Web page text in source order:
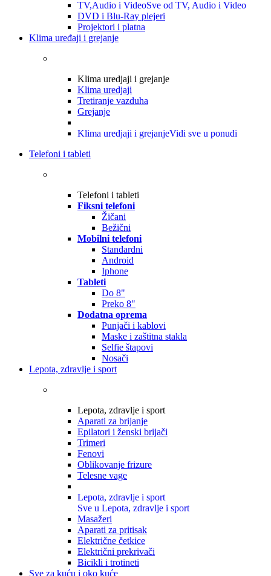
TV,Audio i VideoSve od TV, Audio i Video
DVD i Blu-Ray plejeri
Projektori i platna
Klima uređaji i grejanje
Klima uredjaji i grejanje
Klima uredjaji
Tretiranje vazduha
Grejanje
Klima uredjaji i grejanjeVidi sve u ponudi
Telefoni i tableti
Telefoni i tableti
Fiksni telefoni
Žičani
Bežični
Mobilni telefoni
Standardni
Android
Iphone
Tableti
Do 8"
Preko 8"
Dodatna oprema
Punjači i kablovi
Maske i zaštitna stakla
Selfie štapovi
Nosači
Lepota, zdravlje i sport
Lepota, zdravlje i sport
Aparati za brijanje
Epilatori i ženski brijači
Trimeri
Fenovi
Oblikovanje frizure
Telesne vage
Lepota, zdravlje i sport
Sve u Lepota, zdravlje i sport
Masažeri
Aparati za pritisak
Električne četkice
Električni prekrivači
Bicikli i trotineti
Sve za kuću i oko kuće